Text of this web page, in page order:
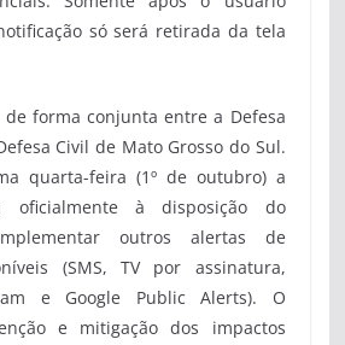
só será retirada da tela
de forma conjunta entre a Defesa
Civil de Mato Grosso do Sul.
quarta-feira (1º de outubro) a
oficialmente à disposição do
outros alertas de
(SMS, TV por assinatura,
e Google Public Alerts). O
e mitigação dos impactos